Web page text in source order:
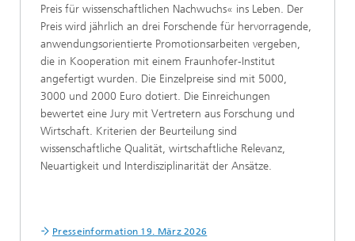
Preis für wissenschaftlichen Nachwuchs« ins Leben. Der
Preis wird jährlich an drei Forschende für hervorragende,
anwendungsorientierte Promotionsarbeiten vergeben,
die in Kooperation mit einem Fraunhofer-Institut
angefertigt wurden. Die Einzelpreise sind mit 5000,
3000 und 2000 Euro dotiert. Die Einreichungen
bewertet eine Jury mit Vertretern aus Forschung und
Wirtschaft. Kriterien der Beurteilung sind
wissenschaftliche Qualität, wirtschaftliche Relevanz,
Neuartigkeit und Interdisziplinarität der Ansätze.
Presseinformation 19. März 2026